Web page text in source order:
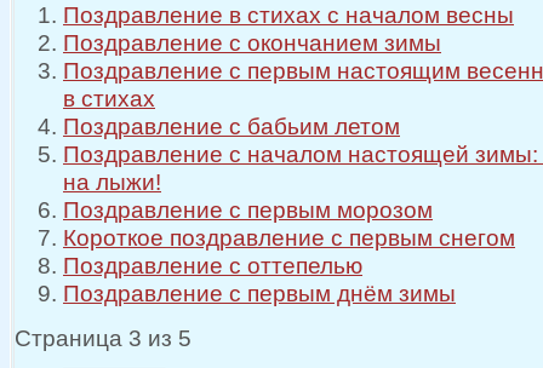
Поздравление в стихах с началом весны
Поздравление с окончанием зимы
Поздравление с первым настоящим
в стихах
Поздравление с бабьим летом
Поздравление с началом настоящей зимы:
на лыжи!
Поздравление с первым морозом
Короткое поздравление с первым снегом
Поздравление с оттепелью
Поздравление с первым днём зимы
Страница 3 из 5